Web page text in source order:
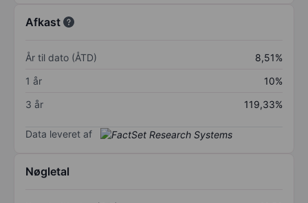
Afkast
År til dato (ÅTD)
8,51%
1 år
10%
3 år
119,33%
Data leveret af
Nøgletal